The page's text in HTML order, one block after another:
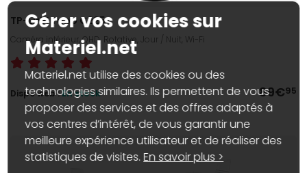
TP-LINK Tapo C225
Caméra intérieur, QHD, Rotative, Jour / Nuit, Wi-Fi
89€95
Dispo web :En stock
Gérer vos cookies sur
Materiel.net
Materiel.net utilise des cookies ou des
technologies similaires. Ils permettent de vous
proposer des services et des offres adaptés à
vos centres d’intérêt, de vous garantir une
meilleure expérience utilisateur et de réaliser des
statistiques de visites.En savoir plus >